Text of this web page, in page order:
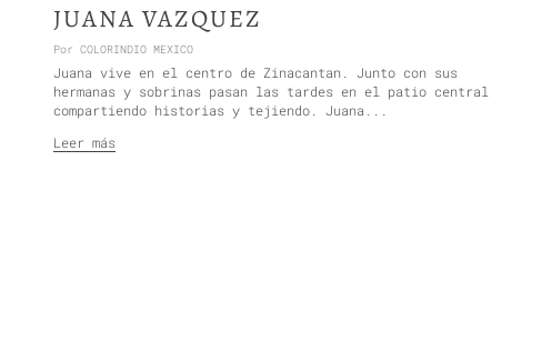
JUANA VAZQUEZ
Por COLORINDIO MEXICO
Juana vive en el centro de Zinacantan. Junto con sus
hermanas y sobrinas pasan las tardes en el patio central
compartiendo historias y tejiendo. Juana...
Leer más